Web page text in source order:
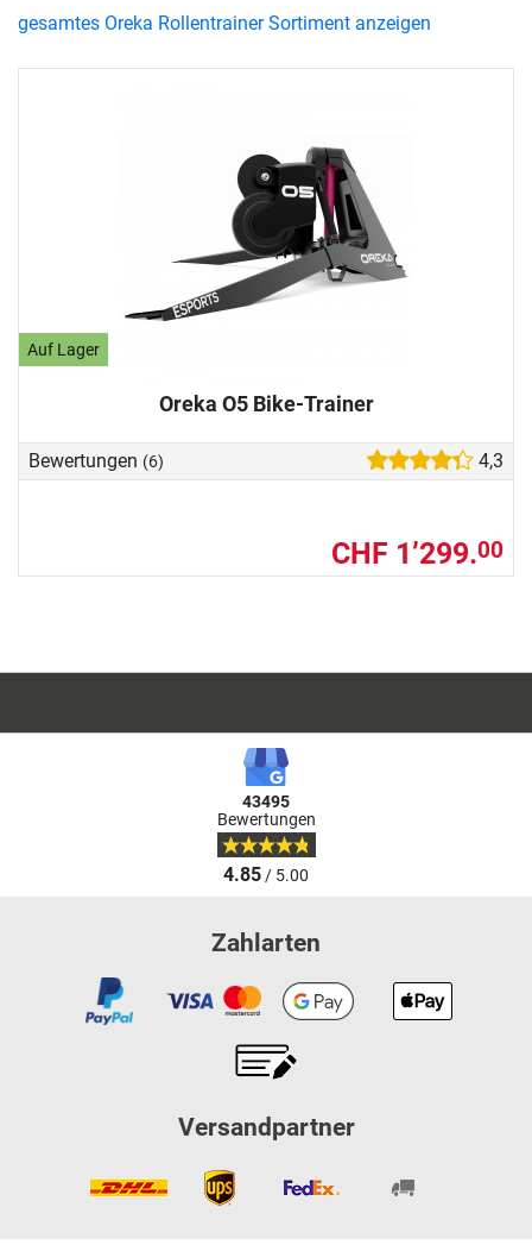
Auf Lager
Oreka O5 Bike-Trainer
Bewertungen (6) 4,3
CHF 1’299.00
gesamtes Oreka Rollentrainer Sortiment anzeigen
43495
Bewertungen
4.85/ 5.00
Zahlarten
Versandpartner